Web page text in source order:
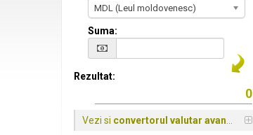
MDL (Leul moldovenesc)
Suma:
Rezultat:
Vezi si convertorul valutar avansat